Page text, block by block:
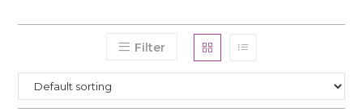
Filter